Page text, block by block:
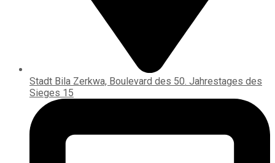
Stadt Bila Zerkwa, Boulevard des 50. Jahrestages des
Sieges 15